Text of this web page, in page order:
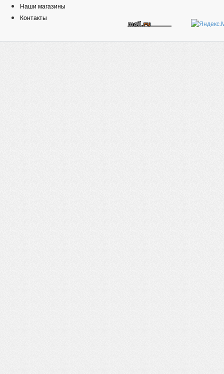
Наши магазины
Контакты